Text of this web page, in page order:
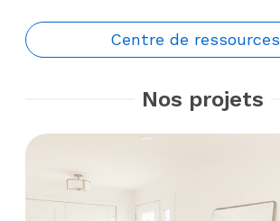
Centre de ressources
Nos projets